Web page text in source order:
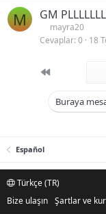
M GM
mayra20
Cevaplar 0 18
First
Buraya
Español
Türkçe (TR)
Bize ulaşın Şartlar ve